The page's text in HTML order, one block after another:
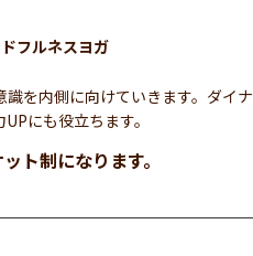
フルネスヨガ
を内側に向けていきます。ダイ
にも役立ちます。
ト制になります。